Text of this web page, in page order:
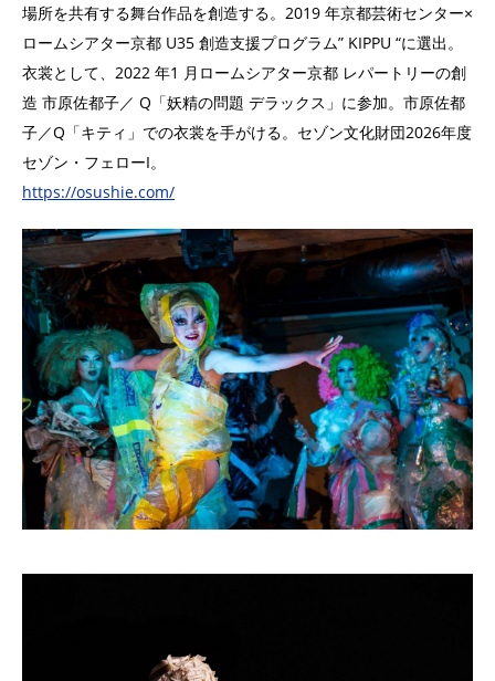
場所を共有する舞台作品を創造する。2019 年京都芸術センター×
ロームシアター京都 U35 創造支援プログラム” KIPPU “に選出。
衣裳として、2022 年1 月ロームシアター京都 レパートリーの創
造 市原佐都子／ Q「妖精の問題 デラックス」に参加。市原佐都
子／Q「キティ」での衣裳を手がける。セゾン文化財団2026年度
セゾン・フェローI。
https://osushie.com/